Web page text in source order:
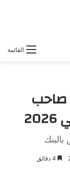
القائمة
صاحب